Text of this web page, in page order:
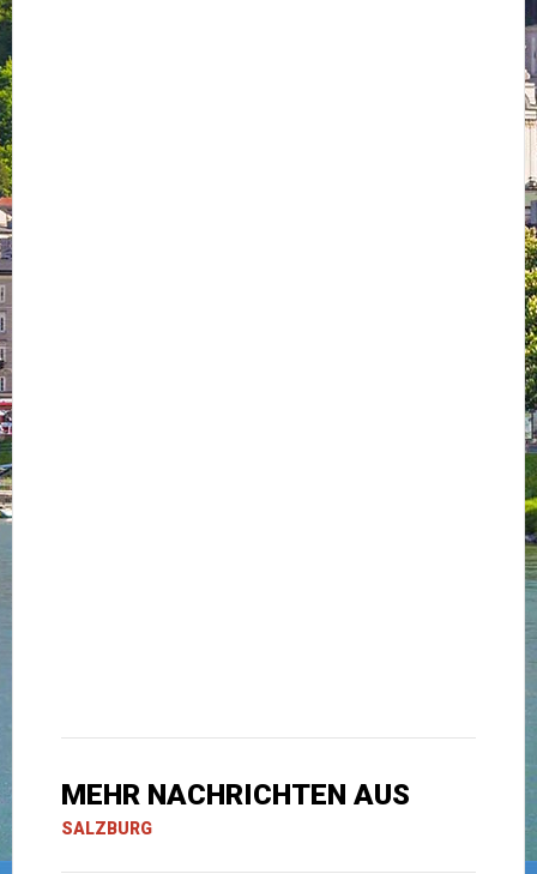
MEHR NACHRICHTEN AUS
SALZBURG